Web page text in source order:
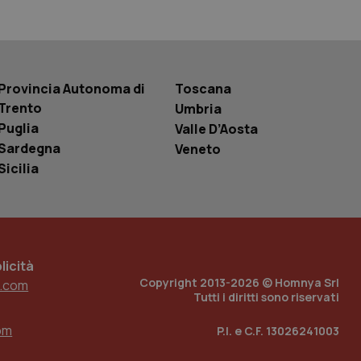
Autonoma di
Toscana
Umbria
Valle D’Aosta
Veneto
Copyright 2013-2026 © Homnya Srl
Tutti i diritti sono riservati
P.I. e C.F. 13026241003
di accesso per
tenere traccia
traccia
incorporati
del sito web sta
di